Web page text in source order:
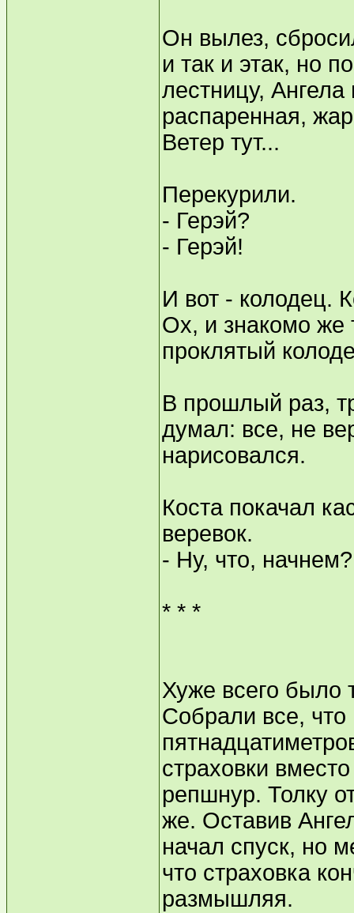
Он вылез,
и так и этак, но
лестницу,
распаренная,
Ветер тут...
Перекурили.
- Герэй?
- Герэй!
И вот - колодец.
Ох, и знакомо же
проклятый
В прошлый раз,
думал: все, не
нарисовался.
Коста покачал
веревок.
- Ну, что, начнем?
* * *
Хуже всего было
Собрали все,
страховки
репшнур. Толку
же. Оставив
начал спуск, но
что страховка
размышляя.